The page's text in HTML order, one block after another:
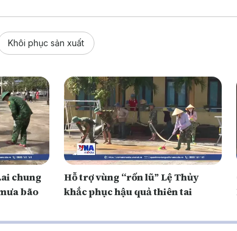
Khôi phục sản xuất
chung
bão
Hỗ trợ vùng “rốn lũ” Lệ Thủy
khắc phục hậu quả thiên tai